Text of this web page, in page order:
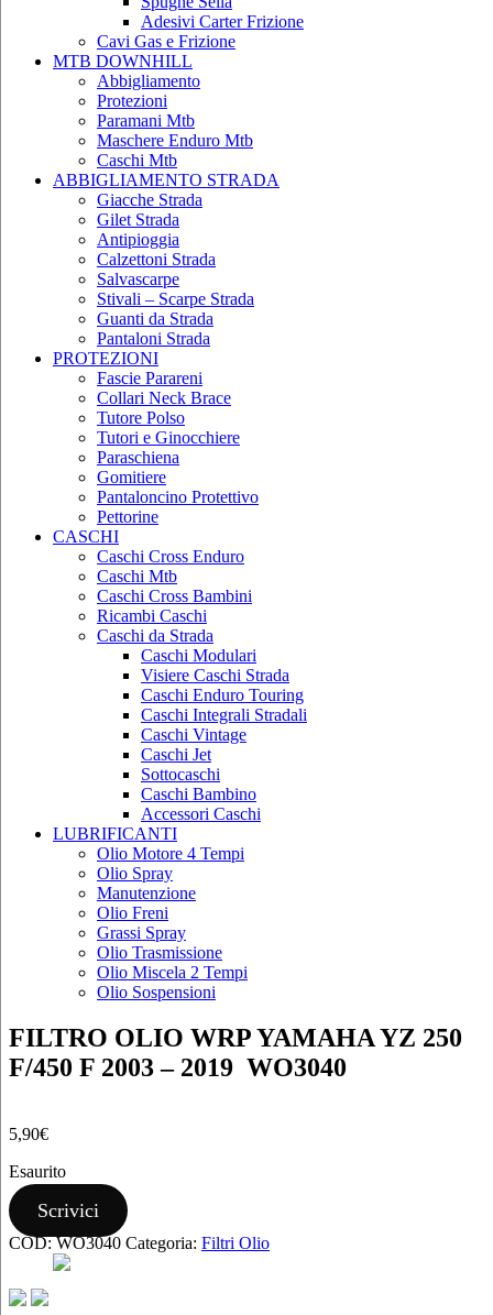
Adesivi Carter Frizione
Cavi Gas e Frizione
MTB DOWNHILL
Abbigliamento
Protezioni
Paramani Mtb
Maschere Enduro Mtb
Caschi Mtb
ABBIGLIAMENTO STRADA
Giacche Strada
Gilet Strada
Antipioggia
Calzettoni Strada
Salvascarpe
Stivali – Scarpe Strada
Guanti da Strada
Pantaloni Strada
PROTEZIONI
Fascie Parareni
Collari Neck Brace
Tutore Polso
Tutori e Ginocchiere
Paraschiena
Gomitiere
Pantaloncino Protettivo
Pettorine
CASCHI
Caschi Cross Enduro
Caschi Mtb
Caschi Cross Bambini
Ricambi Caschi
Caschi da Strada
Caschi Modulari
Visiere Caschi Strada
Caschi Enduro Touring
Caschi Integrali Stradali
Caschi Vintage
Caschi Jet
Sottocaschi
Caschi Bambino
Accessori Caschi
LUBRIFICANTI
Olio Motore 4 Tempi
Olio Spray
Manutenzione
Olio Freni
Grassi Spray
Olio Trasmissione
Olio Miscela 2 Tempi
Olio Sospensioni
FILTRO OLIO WRP YAMAHA YZ 250
F/450 F 2003 – 2019 WO3040
5,90€
Esaurito
Scrivici
COD:WO3040 Categoria: Filtri Olio